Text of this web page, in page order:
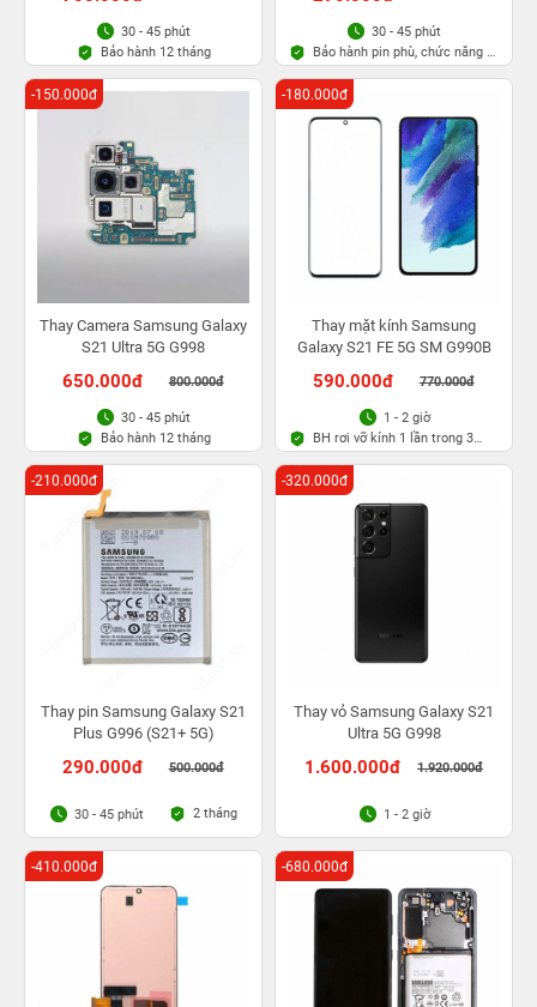
30 - 45 phút
Bảo hành 12 tháng
30 - 45 phút
Bảo hành pin phù, chức năng 6
tháng
Thay Camera Samsung Galaxy
S21 Ultra 5G G998
650.000đ 800.000đ
-150.000đ
30 - 45 phút
Bảo hành 12 tháng
Thay mặt kính Samsung
Galaxy S21 FE 5G SM G990B
590.000đ 770.000đ
-180.000đ
1 - 2 giờ
BH rơi vỡ kính 1 lần trong 3
tháng
Thay pin Samsung Galaxy S21
Plus G996 (S21+ 5G)
290.000đ 500.000đ
-210.000đ
30 - 45 phút 2 tháng
Thay vỏ Samsung Galaxy S21
Ultra 5G G998
1.600.000đ 1.920.000đ
-320.000đ
1 - 2 giờ
-410.000đ -680.000đ